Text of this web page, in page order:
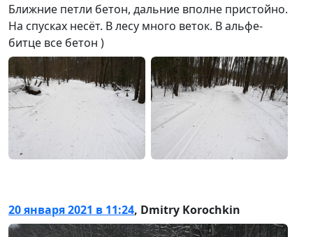
Ближние петли бетон, дальние вполне пристойно.
На спусках несёт. В лесу много веток. В альфе-
битце все бетон )
20 января 2021 в 11:24, Dmitry Korochkin